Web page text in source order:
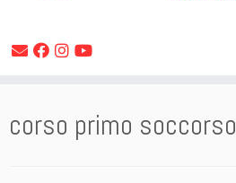
tocorso primo soccorso